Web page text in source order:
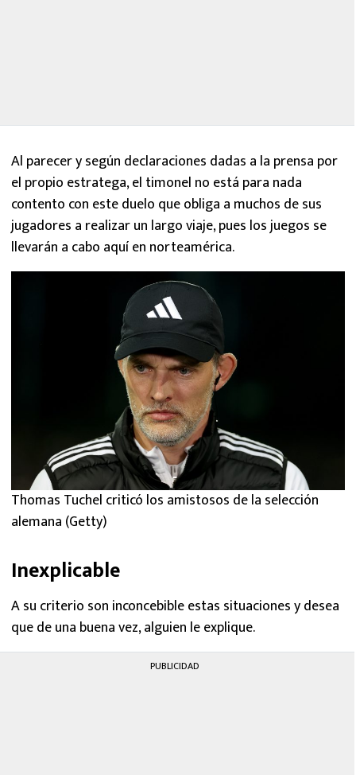
Al parecer y según declaraciones dadas a la prensa por
el propio estratega, el timonel no está para nada
contento con este duelo que obliga a muchos de sus
jugadores a realizar un largo viaje, pues los juegos se
llevarán a cabo aquí en norteamérica.
Thomas Tuchel criticó los amistosos de la selección
alemana (Getty)
Inexplicable
A su criterio son inconcebible estas situaciones y desea
que de una buena vez, alguien le explique.
PUBLICIDAD